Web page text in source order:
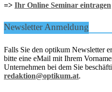
=> Ihr Online Seminar eintragen
Newsletter Anmeldung
Falls Sie den optikum Newsletter
bitte eine eMail mit Ihrem
Unternehmen bei dem Sie
redaktion@optikum.at.